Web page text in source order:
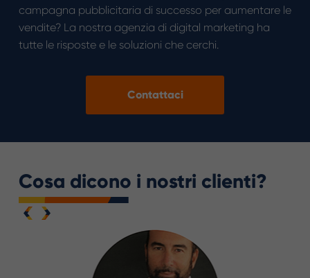
campagna pubblicitaria di successo per aumentare le
vendite? La nostra agenzia di digital marketing ha
tutte le risposte e le soluzioni che cerchi.
Contattaci
Cosa dicono i nostri clienti?